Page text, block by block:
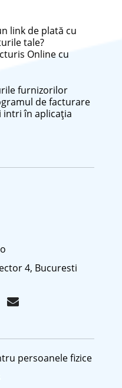
link de plată cu
tale?
Online cu
furnizorilor
de facturare
în aplicația
4, Bucuresti
persoanele fizice